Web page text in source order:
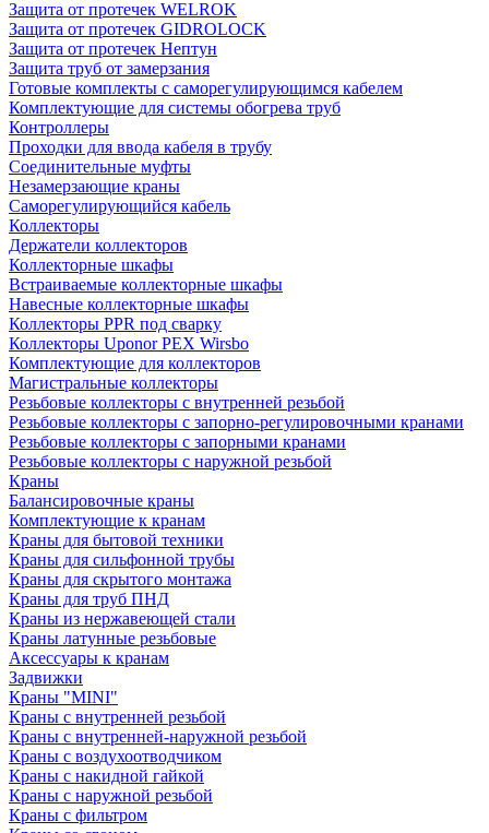
Защита от протечек WELROK
Защита от протечек GIDROLOCK
Защита от протечек Нептун
Защита труб от замерзания
Готовые комплекты с саморегулирующимся кабелем
Комплектующие для системы обогрева труб
Контроллеры
Проходки для ввода кабеля в трубу
Соединительные муфты
Незамерзающие краны
Саморегулирующийся кабель
Коллекторы
Держатели коллекторов
Коллекторные шкафы
Встраиваемые коллекторные шкафы
Навесные коллекторные шкафы
Коллекторы PPR под сварку
Коллекторы Uponor PEX Wirsbo
Комплектующие для коллекторов
Магистральные коллекторы
Резьбовые коллекторы с внутренней резьбой
Резьбовые коллекторы с запорно-регулировочными кранами
Резьбовые коллекторы с запорными кранами
Резьбовые коллекторы с наружной резьбой
Краны
Балансировочные краны
Комплектующие к кранам
Краны для бытовой техники
Краны для сильфонной трубы
Краны для скрытого монтажа
Краны для труб ПНД
Краны из нержавеющей стали
Краны латунные резьбовые
Аксессуары к кранам
Задвижки
Краны "MINI"
Краны с внутренней резьбой
Краны с внутренней-наружной резьбой
Краны с воздухоотводчиком
Краны с накидной гайкой
Краны с наружной резьбой
Краны с фильтром